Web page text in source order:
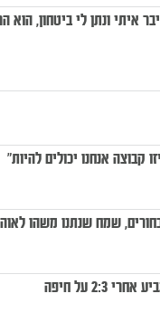
איתי ונתן לי ביטחון, הוא
קבוצה אנחנו יכולים להיות"
שמח שנתנו משהו
2:3 על חיפה